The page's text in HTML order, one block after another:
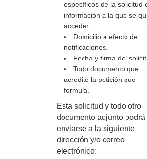
específicos de la solicitud
información a la que se
acceder.
Domicilio a efecto de
notificaciones.
Fecha y firma del
Todo documento que
acredite la petición que
formula.
Esta solicitud y todo otro
documento adjunto podrá
enviarse a la siguiente
dirección y/o correo
electrónico: